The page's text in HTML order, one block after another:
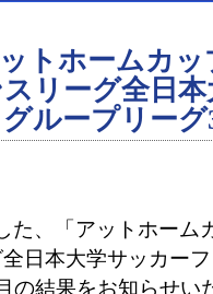
ットホームカ
リーグ全日
ループリーグ
た、「アットホーム
日本大学サッカー
の結果をお知らせい